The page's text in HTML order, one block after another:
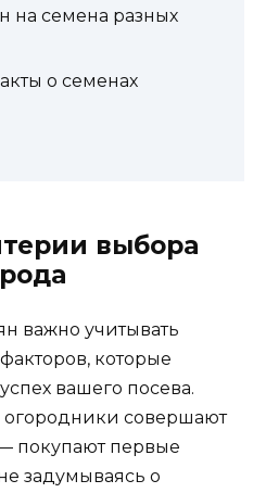
на семена разных
о семенах
выбора
важно учитывать
которые
вашего посева.
совершают
покупают первые
задумываясь о